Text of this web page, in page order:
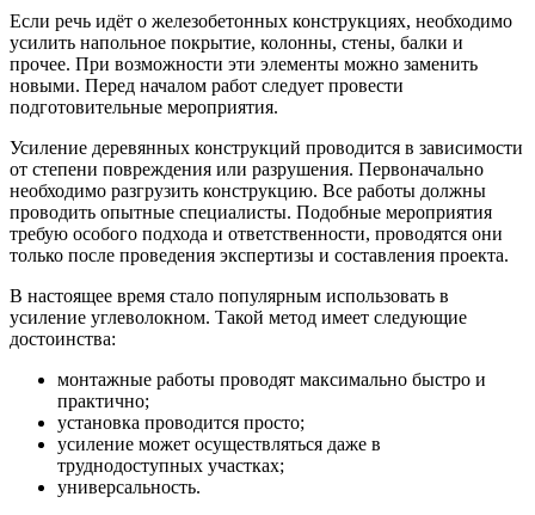
Если речь идёт о железобетонных конструкциях, необходимо
усилить напольное покрытие, колонны, стены, балки и
прочее. При возможности эти элементы можно заменить
новыми. Перед началом работ следует провести
подготовительные мероприятия.
Усиление деревянных конструкций проводится в зависимости
от степени повреждения или разрушения. Первоначально
необходимо разгрузить конструкцию. Все работы должны
проводить опытные специалисты. Подобные мероприятия
требую особого подхода и ответственности, проводятся они
только после проведения экспертизы и составления проекта.
В настоящее время стало популярным использовать в
усиление углеволокном. Такой метод имеет следующие
достоинства:
монтажные работы проводят максимально быстро и
практично;
установка проводится просто;
усиление может осуществляться даже в
труднодоступных участках;
универсальность.